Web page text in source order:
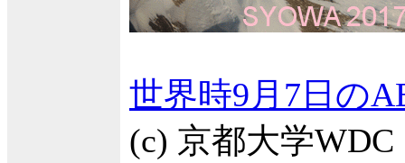
世界時9月7日の
(c) 京都大学WDC